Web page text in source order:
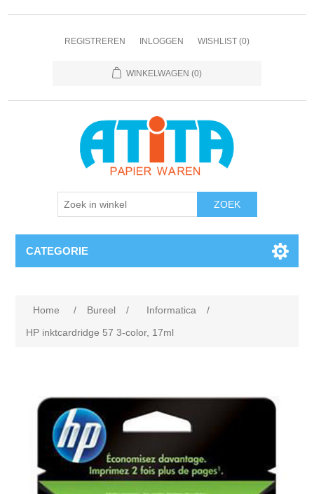
REGISTREREN INLOGGEN WISHLIST (0)
WINKELWAGEN (0)
CATEGORIE
Home / Bureel / Informatica
/
HP inktcardridge 57 3-color, 17ml